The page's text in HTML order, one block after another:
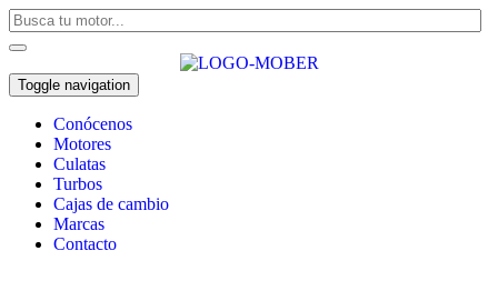
Toggle navigation
Conócenos
Motores
Culatas
Turbos
Cajas de cambio
Marcas
Contacto